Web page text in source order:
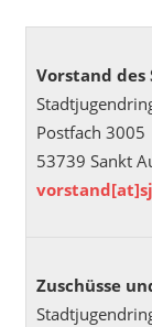
Vorstand des
Postfach 3005
53739 Sankt
Zuschüsse